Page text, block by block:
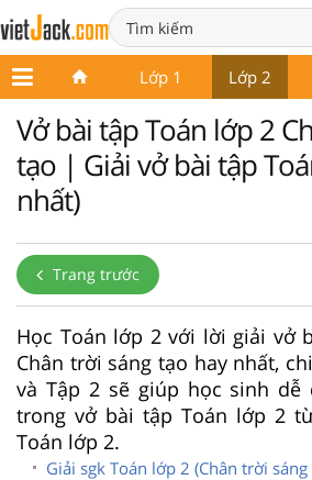
Lớp 1 Lớp 2
Vở bài tập Toán lớp 2
tạo | Giải vở bài tập
nhất)
Trang trước
Học Toán lớp 2 với lời giải vở
Chân trời sáng tạo hay nhất,
và Tập 2 sẽ giúp học sinh dễ
trong vở bài tập Toán lớp 2
Toán lớp 2.
Giải sgk Toán lớp 2 (Chân trời sáng